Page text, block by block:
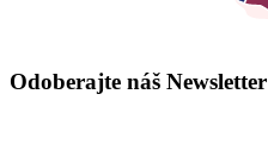
Odoberajte náš Newsletter